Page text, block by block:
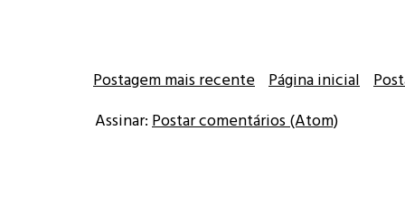
Postagem mais recente Página inicial
Assinar: Postar comentários (Atom)